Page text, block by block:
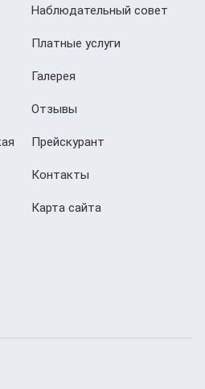
Наблюдательный совет
Платные услуги
Галерея
Отзывы
Прейскурант
Контакты
Карта сайта